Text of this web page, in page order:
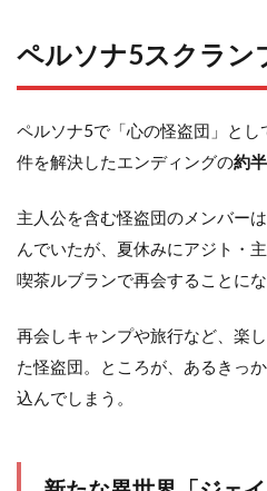
ペルソナ5スクラン
ペルソナ5で「心の怪盗団」と
件を解決したエンディングの約
主人公を含む怪盗団のメンバー
んでいたが、夏休みにアジト・
喫茶ルブランで再会することにな
再会しキャンプや旅行など、楽
た怪盗団。ところが、あるきっ
込んでしまう。